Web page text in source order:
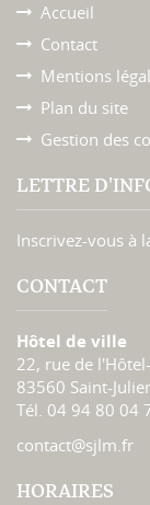
Accueil
Contact
Mentions
Plan du site
Gestion des
LETTRE
Inscrivez-vous à
CONTACT
Hôtel de ville
22, rue de
83560 Saint-
Tél. 04 94 80 04
contact@sjlm.fr
HORAIRES